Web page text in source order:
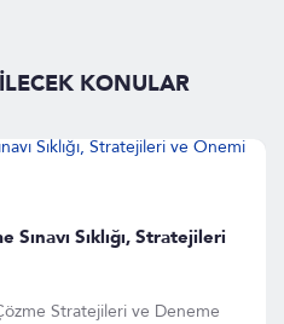
KONULAR
Sınavı Sıklığı, Stratejileri
Stratejileri ve Deneme